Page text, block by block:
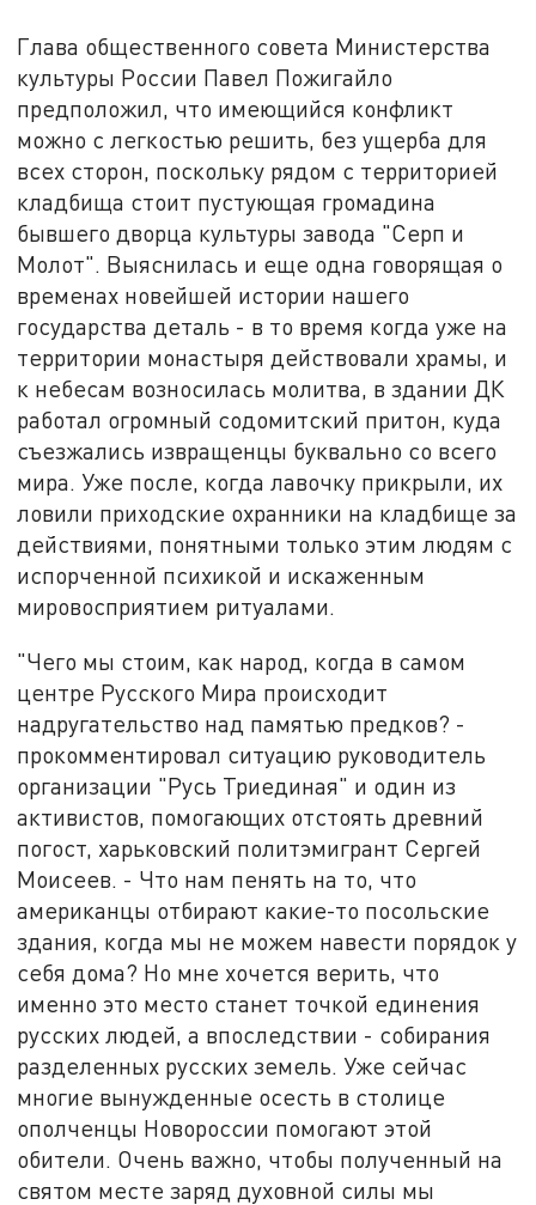
Глава общественного совета Министерства
культуры России Павел Пожигайло
предположил, что имеющийся конфликт
можно с легкостью решить, без ущерба для
всех сторон, поскольку рядом с территорией
кладбища стоит пустующая громадина
бывшего дворца культуры завода "Серп и
Молот". Выяснилась и еще одна говорящая о
временах новейшей истории нашего
государства деталь - в то время когда уже на
территории монастыря действовали храмы, и
к небесам возносилась молитва, в здании ДК
работал огромный содомитский притон, куда
съезжались извращенцы буквально со всего
мира. Уже после, когда лавочку прикрыли, их
ловили приходские охранники на кладбище за
действиями, понятными только этим людям с
испорченной психикой и искаженным
мировосприятием ритуалами.
"Чего мы стоим, как народ, когда в самом
центре Русского Мира происходит
надругательство над памятью предков? -
прокомментировал ситуацию руководитель
организации "Русь Триединая" и один из
активистов, помогающих отстоять древний
погост, харьковский политэмигрант Сергей
Моисеев. - Что нам пенять на то, что
американцы отбирают какие-то посольские
здания, когда мы не можем навести порядок у
себя дома? Но мне хочется верить, что
именно это место станет точкой единения
русских людей, а впоследствии - собирания
разделенных русских земель. Уже сейчас
многие вынужденные осесть в столице
ополченцы Новороссии помогают этой
обители. Очень важно, чтобы полученный на
святом месте заряд духовной силы мы